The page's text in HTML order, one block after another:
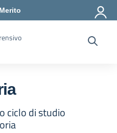
ciclo di studio